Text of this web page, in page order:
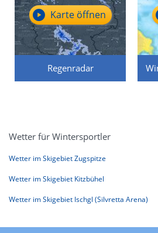
Regenradar
Karte öffnen
Wetter für Wintersportler
Wetter im Skigebiet Zugspitze
Wetter im Skigebiet Kitzbühel
Wetter im Skigebiet Ischgl (Silvretta Arena)